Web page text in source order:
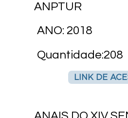
ANPTUR
ANO: 2018
Quantidade:208
LINK DE